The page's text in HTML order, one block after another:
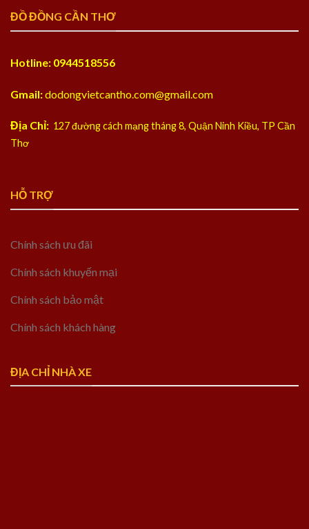
ĐỒ ĐỒNG CẦN THƠ
Hotline: 0944518556
Gmail:dodongvietcantho.com@gmail.com
Địa Chỉ: 127 đường cách mạng tháng 8, Quận Ninh Kiều, TP Cần
Thơ
HỖ TRỢ
Chính sách ưu đãi
Chính sách khuyến mại
Chính sách bảo mật
Chính sách khách hàng
ĐỊA CHỈ NHÀ XE